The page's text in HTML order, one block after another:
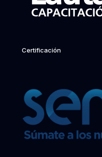
Certificación